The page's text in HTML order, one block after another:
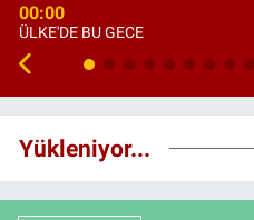
00:00
ÜLKE'DE BU GECE
Yükleniyor...